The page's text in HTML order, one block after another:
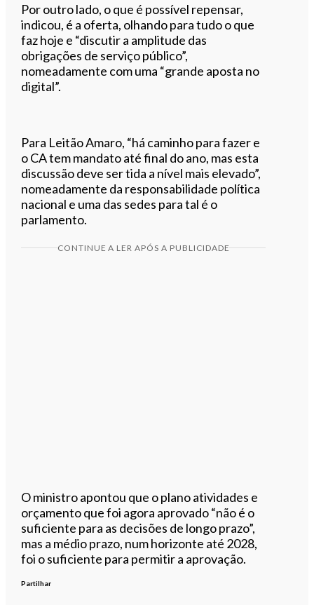
Por outro lado, o que é possível repensar,
indicou, é a oferta, olhando para tudo o que
faz hoje e “discutir a amplitude das
obrigações de serviço público”,
nomeadamente com uma “grande aposta no
digital”.
Para Leitão Amaro, “há caminho para fazer e
o CA tem mandato até final do ano, mas esta
discussão deve ser tida a nível mais elevado”,
nomeadamente da responsabilidade política
nacional e uma das sedes para tal é o
parlamento.
CONTINUE A LER APÓS A PUBLICIDADE
O ministro apontou que o plano atividades e
orçamento que foi agora aprovado “não é o
suficiente para as decisões de longo prazo”,
mas a médio prazo, num horizonte até 2028,
foi o suficiente para permitir a aprovação.
Partilhar